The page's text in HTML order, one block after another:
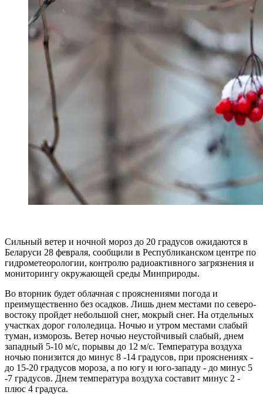
Сильный ветер и ночной мороз до 20 градусов ожидаются в
Беларуси 28 февраля, сообщили в Республиканском центре по
гидрометеорологии, контролю радиоактивного загрязнения и
мониторингу окружающей среды Минприроды.
Во вторник будет облачная с прояснениями погода и
преимущественно без осадков. Лишь днем местами по северо-
востоку пройдет небольшой снег, мокрый снег. На отдельных
участках дорог гололедица. Ночью и утром местами слабый
туман, изморозь. Ветер ночью неустойчивый слабый, днем
западный 5-10 м/с, порывы до 12 м/с. Температура воздуха
ночью понизится до минус 8 -14 градусов, при прояснениях -
до 15-20 градусов мороза, а по югу и юго-западу - до минус 5
-7 градусов. Днем температура воздуха составит минус 2 -
плюс 4 градуса.